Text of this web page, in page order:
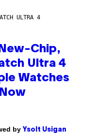
ULTRA 4
Chip,
Ultra 4
Watches
by Ysolt Usigan